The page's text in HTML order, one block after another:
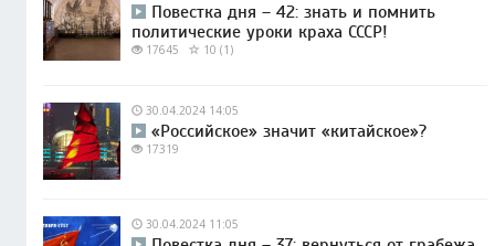
Повестка дня – 42: знать и помнить
политические уроки краха СССР!
17645 10 (1)
30.04.2024 14:05
«Российское» значит «китайское»?
17319
30.04.2024 11:05